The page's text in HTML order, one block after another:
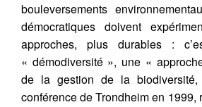
bouleversements
démocratiques doivent
approches, plus durables :
« démodiversité », une «
de la gestion de la
conférence de Trondheim en 1999,